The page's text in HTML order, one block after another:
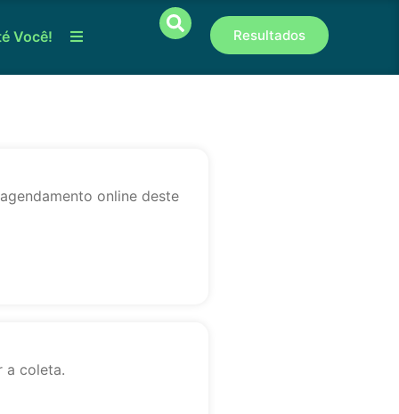
Você! Resultados
online deste
a coleta.